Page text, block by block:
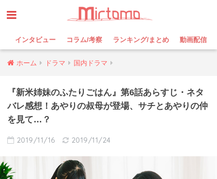
インタビュー コラム/考察 ランキング/まとめ 動画配信
ホーム ドラマ 国内ドラマ
『新米姉妹のふたりごはん』第6話あらすじ・ネタ
バレ感想！あやりの叔母が登場、サチとあやりの仲
を見て…？
2019/11/16 2019/11/24